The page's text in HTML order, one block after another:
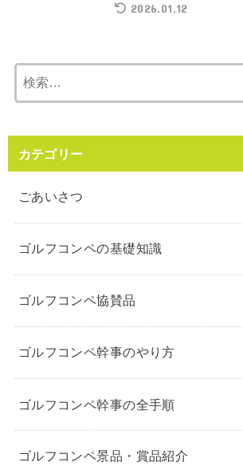
2026.01.12
索:
カテゴリー
ごあいさつ
ゴルフコンペの基礎知識
ゴルフコンペ協賛品
ゴルフコンペ幹事のやり方
ゴルフコンペ幹事の全手順
ゴルフコンペ景品・賞品紹介